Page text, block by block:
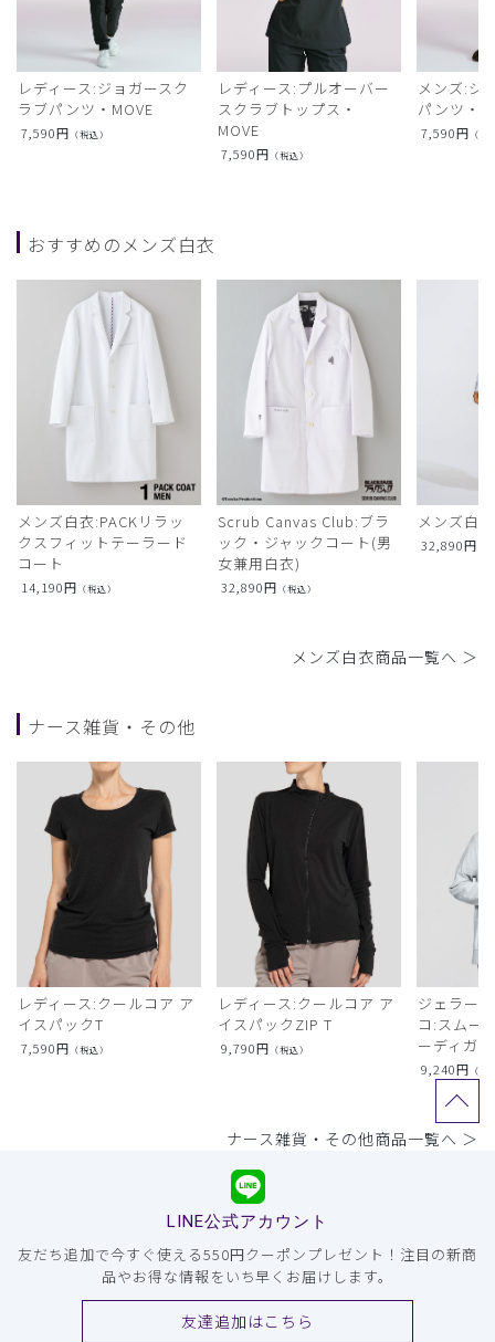
レディース:ジョガースク
ラブパンツ・MOVE
7,590円 （税込）
レディース:プルオーバー
スクラブトップス・
MOVE
7,590円 （税込）
メンズ:ジ
パンツ・
7,590円 （税
おすすめのメンズ白衣
メンズ白衣:PACKリラッ
クスフィットテーラード
コート
14,190円 （税込）
Scrub Canvas Club:ブラ
ック・ジャックコート(男
女兼用白衣)
32,890円 （税込）
メンズ白
32,890円
メンズ白衣商品一覧へ ＞
ナース雑貨・その他
レディース:クールコア ア
イスパックT
7,590円 （税込）
レディース:クールコア ア
イスパックZIP T
9,790円 （税込）
ジェラー
コ:スムー
ーディガン
9,240円 （税
ナース雑貨・その他商品一覧へ ＞
LINE公式アカウント
友だち追加で今すぐ使える550円クーポンプレゼント！注目の新商
品やお得な情報をいち早くお届けします。
友達追加はこちら